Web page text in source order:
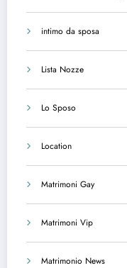
intimo da sposa
Lista Nozze
Lo Sposo
Location
Matrimoni Gay
Matrimoni Vip
Matrimonio News